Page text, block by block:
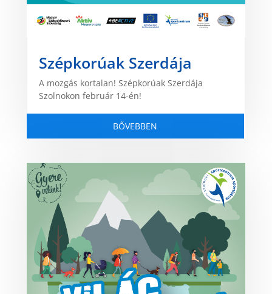
Szépkorúak Szerdája
A mozgás kortalan! Szépkorúak Szerdája
Szolnokon február 14-én!
BŐVEBBEN